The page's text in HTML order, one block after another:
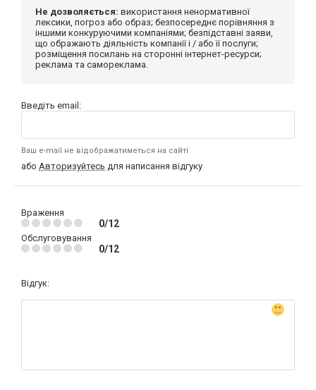
Не дозволяється: використання ненормативної
лексики, погроз або образ; безпосереднє порівняння з
іншими конкуруючими компаніями; безпідставні заяви,
що ображають діяльність компанії і / або її послуги;
розміщення посилань на сторонні інтернет-ресурси;
реклама та самореклама.
Введіть email:
Ваш e-mail не відображатиметься на сайті
або Авторизуйтесь для написання відгуку
Враження
0/12
Обслуговування
0/12
Відгук: